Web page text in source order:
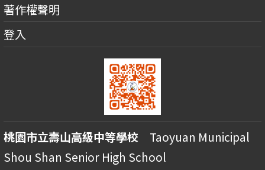
著作權聲明
登入
桃園市立壽山高級中等學校 Taoyuan Municipal
Shou Shan Senior High School